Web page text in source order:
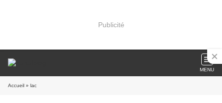
Publicité
MENU
Accueil » lac